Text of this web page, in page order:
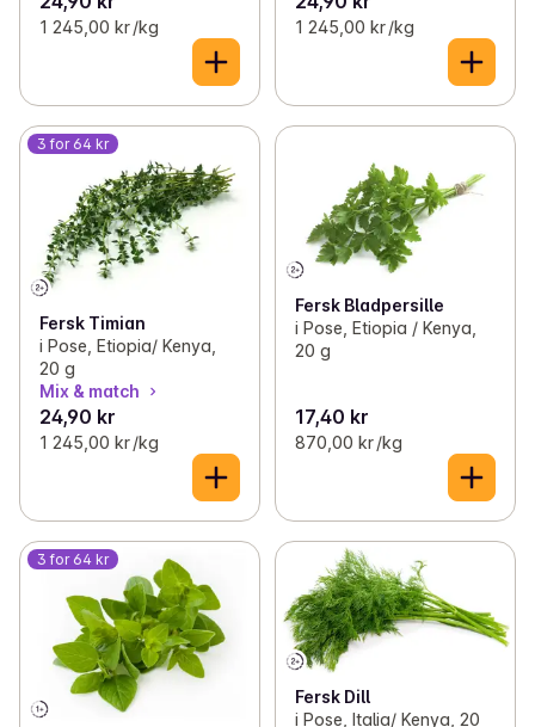
1 245,00 kr /kg 1 245,00 kr /kg
3 for 64 kr
Fersk Timian
i Pose, Etiopia/ Kenya,
20 g
Mix & match
24,90 kr
1 245,00 kr /kg
Fersk Bladpersille
i Pose, Etiopia / Kenya,
20 g
17,40 kr
870,00 kr /kg
3 for 64 kr
Fersk Dill
i Pose, Italia/ Kenya, 20